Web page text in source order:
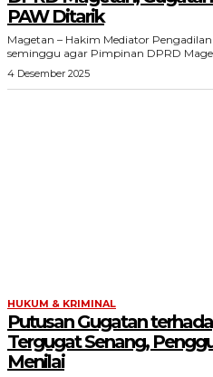
PAW Ditarik
Magetan – Hakim Mediator
seminggu agar Pimpinan DPRD
4 Desember 2025
HUKUM & KRIMINAL
Putusan Gugatan
Tergugat Senang,
Menilai